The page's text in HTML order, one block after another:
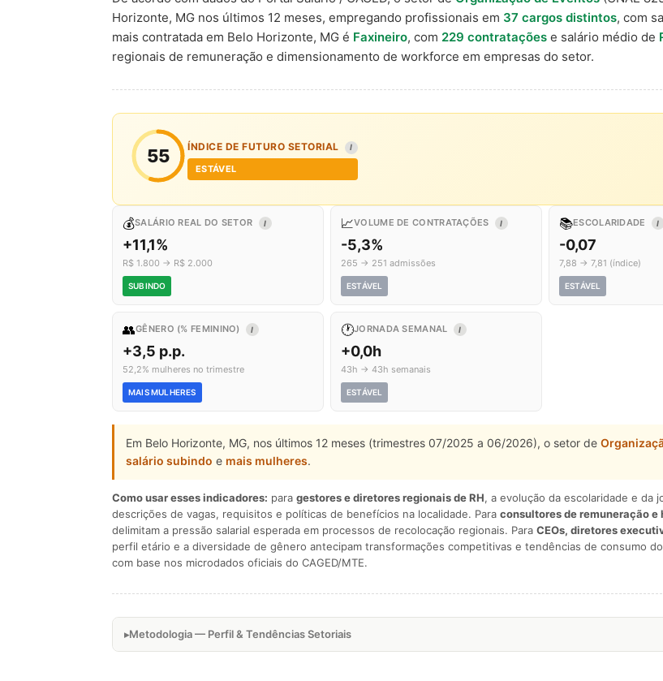
Horizonte, MG nos últimos 12 meses, empregando profissionais em 37 cargos distintos, com
mais contratada em Belo Horizonte, MG é Faxineiro, com 229 contratações e salário médio de
regionais de remuneração e dimensionamento de workforce em empresas do setor.
55 ÍNDICE DE FUTURO SETORIAL I
ESTÁVEL
💰SALÁRIO REAL DO SETOR I
+11,1%
R$ 1.800 → R$ 2.000
SUBINDO
📈VOLUME DE CONTRATAÇÕES I
-5,3%
265 → 251 admissões
ESTÁVEL
📚ESCOLARIDADE I
-0,07
7,88 → 7,81 (índice)
ESTÁVEL
👥GÊNERO (% FEMININO) I
+3,5 p.p.
52,2% mulheres no trimestre
MAIS MULHERES
🕐JORNADA SEMANAL I
+0,0h
43h → 43h semanais
ESTÁVEL
Em Belo Horizonte, MG, nos últimos 12 meses (trimestres 07/2025 a 06/2026), o setor de
salário subindo e mais mulheres.
Como usar esses indicadores: para gestores e diretores regionais de RH, a evolução da escolaridade e da
descrições de vagas, requisitos e políticas de benefícios na localidade. Para consultores de remuneração e
delimitam a pressão salarial esperada em processos de recolocação regionais. Para CEOs, diretores
perfil etário e a diversidade de gênero antecipam transformações competitivas e tendências de consumo
com base nos microdados oficiais do CAGED/MTE.
Metodologia — Perfil & Tendências Setoriais